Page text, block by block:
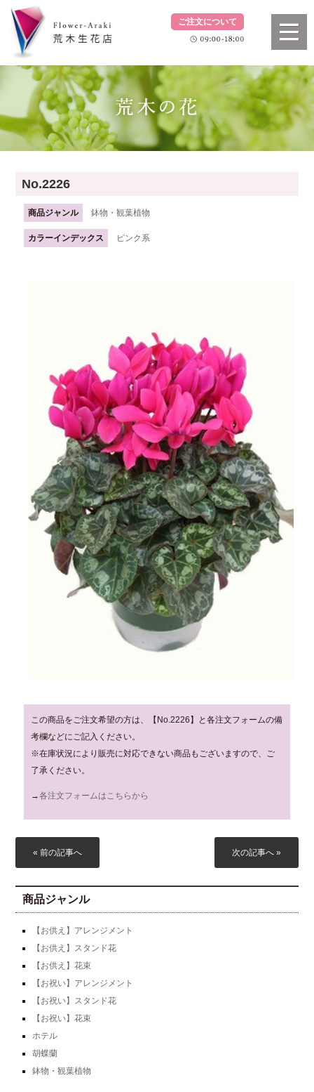
ご注文について
No.2226
商品ジャンル 鉢物・観葉植物
カラーインデックス ピンク系
この商品をご注文希望の方は、【No.2226】と各注文フォームの備
考欄などにご記入ください。
※在庫状況により販売に対応できない商品もございますので、ご
了承ください。
→各注文フォームはこちらから
« 前の記事へ 次の記事へ »
商品ジャンル
【お供え】アレンジメント
【お供え】スタンド花
【お供え】花束
【お祝い】アレンジメント
【お祝い】スタンド花
【お祝い】花束
ホテル
胡蝶蘭
鉢物・観葉植物